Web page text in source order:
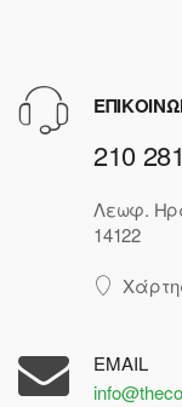
210
Λεωφ.
14122
EMAIL